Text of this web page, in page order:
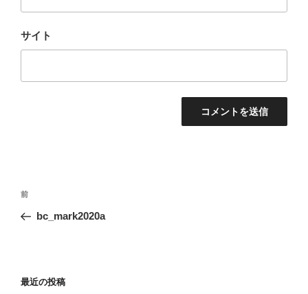
サイト
投
ナ
ー
前
の
前
bc_mark2020a
最近の投稿